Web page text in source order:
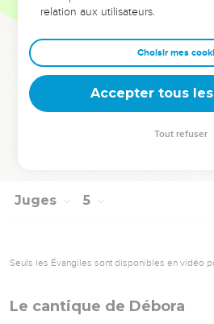
étendu, mort sur le sol, le piquet de
des Israélites.
Pendant longtemps, ils
finalement, ils arrivent à le tuer.
© Société biblique française – Bibli’O, 2000,
Juges 5
Seuls les Évangiles sont disponibles en vidéo
Le cantique de Débora
relation aux utilisateurs.
Choisir mes
Accepter tous
Tout refuser